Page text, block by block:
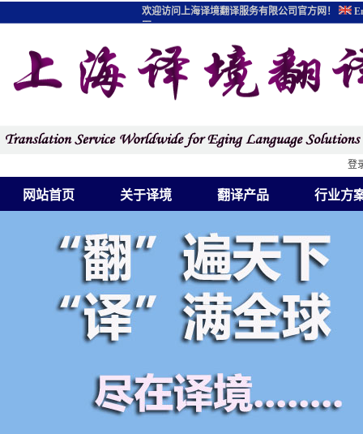
网站首页 关于译境 翻译产品 行业方
登
欢迎访问上海译境翻译服务有限公司官方网！
图